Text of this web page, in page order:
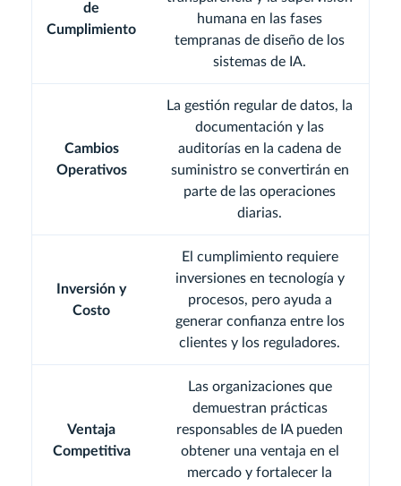
de
Cumplimiento
humana en las fases
tempranas de diseño de los
sistemas de IA.
Cambios
Operativos
La gestión regular de datos, la
documentación y las
auditorías en la cadena de
suministro se convertirán en
parte de las operaciones
diarias.
Inversión y
Costo
El cumplimiento requiere
inversiones en tecnología y
procesos, pero ayuda a
generar confianza entre los
clientes y los reguladores.
Ventaja
Competitiva
Las organizaciones que
demuestran prácticas
responsables de IA pueden
obtener una ventaja en el
mercado y fortalecer la